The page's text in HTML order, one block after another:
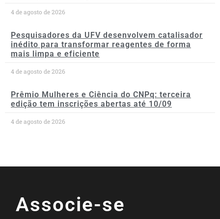
4 de agosto de 2026
Pesquisadores da UFV desenvolvem catalisador
inédito para transformar reagentes de forma
mais limpa e eficiente
4 de agosto de 2026
Prêmio Mulheres e Ciência do CNPq: terceira
edição tem inscrições abertas até 10/09
4 de agosto de 2026
Associe-se